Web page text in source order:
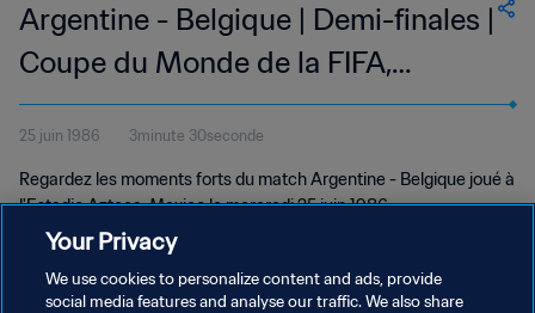
Argentine - Belgique | Demi-finales |
Coupe du Monde de la FIFA,
Mexique 1986™ | Résumé vidéo
25 juin 1986 3minute 30seconde
Regardez les moments forts du match Argentine - Belgique joué à
l'Estadio Azteca, Mexico le mercredi 25 juin 1986.
Your Privacy
We use cookies to personalize content and ads, provide
social media features and analyse our traffic. We also share